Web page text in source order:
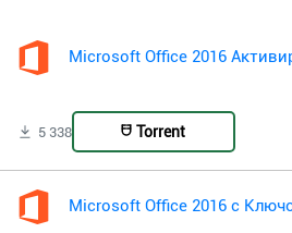
Microsoft Office 2016
5 338 Torrent
Microsoft Office 2016 с